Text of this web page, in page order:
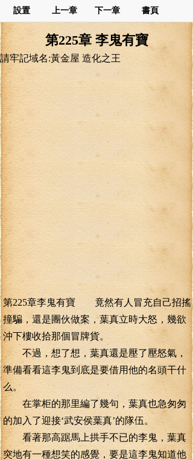
設置 上一章 下一章 書頁
第225章 李鬼有寶
請牢記域名:黃金屋 造化之王
第225章李鬼有寶 竟然有人冒充自己招搖
撞騙，還是團伙做案，葉真立時大怒，幾欲
沖下樓收拾那個冒牌貨。
不過，想了想，葉真還是壓了壓怒氣，
準備看看這李鬼到底是要借用他的名頭干什
么。
在掌柜的那里編了幾句，葉真也急匆匆
的加入了迎接‘武安侯葉真’的隊伍。
看著那高踞馬上拱手不已的李鬼，葉真
突地有一種想笑的感覺，要是這李鬼知道他